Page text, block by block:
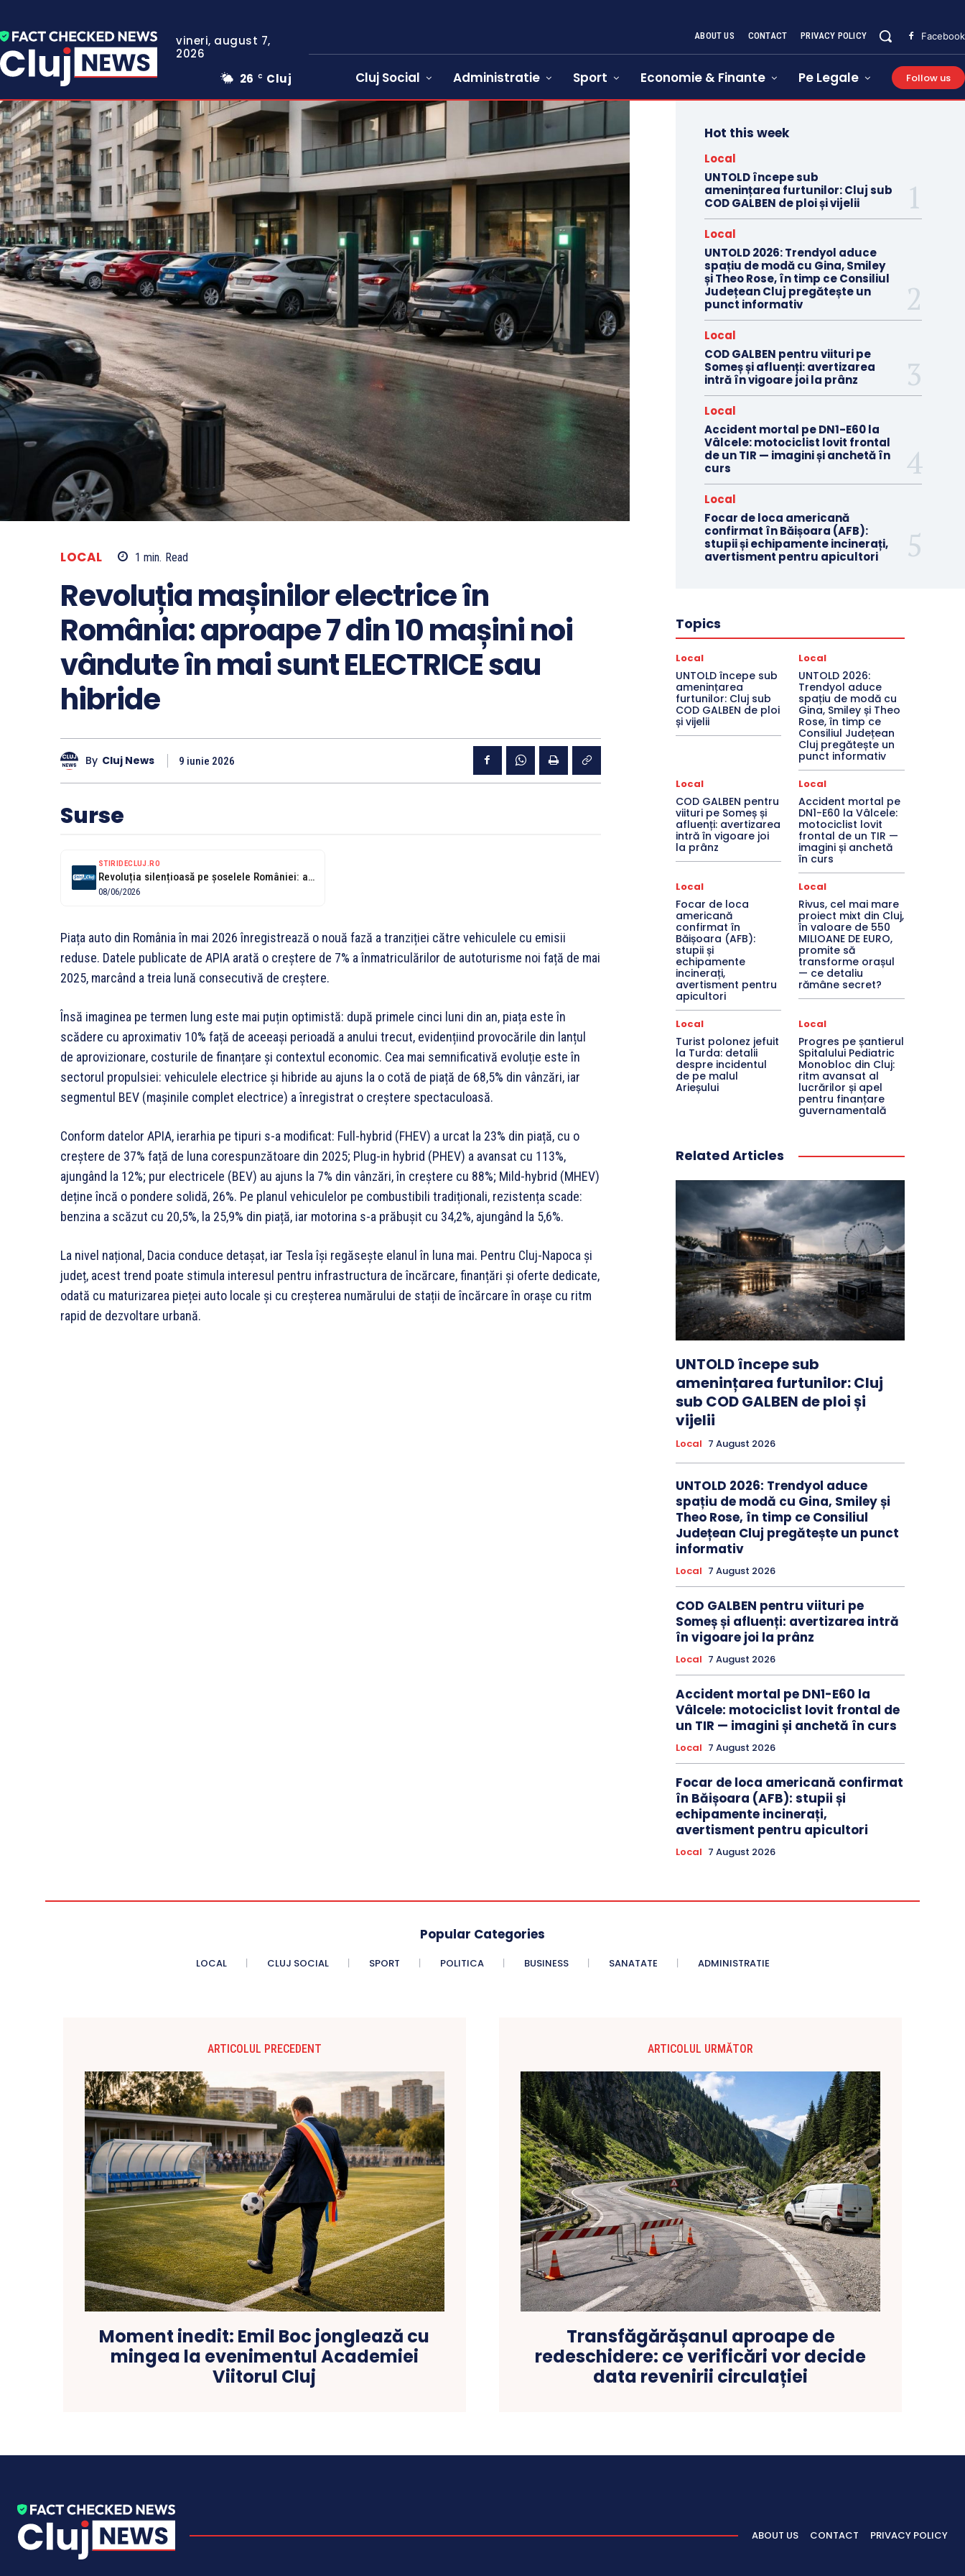
vineri, august 7,
2026
26
C Cluj
ABOUT US CONTACT PRIVACY POLICY Facebook
Cluj Social Administratie Sport Economie & Finante Pe Legale Follow us
LOCAL 1 min. Read
Revoluția mașinilor electrice în
România: aproape 7 din 10 mașini noi
vândute în mai sunt ELECTRICE sau
hibride
By Cluj News 9 iunie 2026
Surse
STIRIDECLUJ.RO
Revoluția silențioasă pe șoselele României: aproape 7 din 10 mașini noi vândute...
08/06/2026
Piața auto din România în mai 2026 înregistrează o nouă fază a tranziției către vehiculele cu emisii
reduse. Datele publicate de APIA arată o creștere de 7% a înmatriculărilor de autoturisme noi față de mai
2025, marcând a treia lună consecutivă de creștere.
Însă imaginea pe termen lung este mai puțin optimistă: după primele cinci luni din an, piața este în
scădere cu aproximativ 10% față de aceeași perioadă a anului trecut, evidențiind provocările din lanțul
de aprovizionare, costurile de finanțare și contextul economic. Cea mai semnificativă evoluție este în
sectorul propulsiei: vehiculele electrice și hibride au ajuns la o cotă de piață de 68,5% din vânzări, iar
segmentul BEV (mașinile complet electrice) a înregistrat o creștere spectaculoasă.
Conform datelor APIA, ierarhia pe tipuri s-a modificat: Full-hybrid (FHEV) a urcat la 23% din piață, cu o
creștere de 37% față de luna corespunzătoare din 2025; Plug-in hybrid (PHEV) a avansat cu 113%,
ajungând la 12%; pur electricele (BEV) au ajuns la 7% din vânzări, în creștere cu 88%; Mild-hybrid (MHEV)
deține încă o pondere solidă, 26%. Pe planul vehiculelor pe combustibili tradiționali, rezistența scade:
benzina a scăzut cu 20,5%, la 25,9% din piață, iar motorina s-a prăbușit cu 34,2%, ajungând la 5,6%.
La nivel național, Dacia conduce detașat, iar Tesla își regăsește elanul în luna mai. Pentru Cluj-Napoca și
județ, acest trend poate stimula interesul pentru infrastructura de încărcare, finanțări și oferte dedicate,
odată cu maturizarea pieței auto locale și cu creșterea numărului de stații de încărcare în orașe cu ritm
rapid de dezvoltare urbană.
Hot this week
Local
UNTOLD începe sub
amenințarea furtunilor: Cluj sub
COD GALBEN de ploi și vijelii
Local
UNTOLD 2026: Trendyol aduce
spațiu de modă cu Gina, Smiley
și Theo Rose, în timp ce Consiliul
Județean Cluj pregătește un
punct informativ
Local
COD GALBEN pentru viituri pe
Someș și afluenți: avertizarea
intră în vigoare joi la prânz
Local
Accident mortal pe DN1-E60 la
Vâlcele: motociclist lovit frontal
de un TIR — imagini și anchetă în
curs
Local
Focar de loca americană
confirmat în Băișoara (AFB):
stupii și echipamente incinerați,
avertisment pentru apicultori
Topics
Local
UNTOLD începe sub
amenințarea
furtunilor: Cluj sub
COD GALBEN de ploi
și vijelii
Local
UNTOLD 2026:
Trendyol aduce
spațiu de modă cu
Gina, Smiley și Theo
Rose, în timp ce
Consiliul Județean
Cluj pregătește un
punct informativ
Local
COD GALBEN pentru
viituri pe Someș și
afluenți: avertizarea
intră în vigoare joi
la prânz
Local
Accident mortal pe
DN1-E60 la Vâlcele:
motociclist lovit
frontal de un TIR —
imagini și anchetă
în curs
Local
Focar de loca
americană
confirmat în
Băișoara (AFB):
stupii și
echipamente
incinerați,
avertisment pentru
apicultori
Local
Rivus, cel mai mare
proiect mixt din Cluj,
în valoare de 550
MILIOANE DE EURO,
promite să
transforme orașul
— ce detaliu
rămâne secret?
Local
Turist polonez jefuit
la Turda: detalii
despre incidentul
de pe malul
Arieșului
Local
Progres pe șantierul
Spitalului Pediatric
Monobloc din Cluj:
ritm avansat al
lucrărilor și apel
pentru finanțare
guvernamentală
Related Articles
UNTOLD începe sub
amenințarea furtunilor: Cluj
sub COD GALBEN de ploi și
vijelii
Local 7 August 2026
UNTOLD 2026: Trendyol aduce
spațiu de modă cu Gina, Smiley și
Theo Rose, în timp ce Consiliul
Județean Cluj pregătește un punct
informativ
Local 7 August 2026
COD GALBEN pentru viituri pe
Someș și afluenți: avertizarea intră
în vigoare joi la prânz
Local 7 August 2026
Accident mortal pe DN1-E60 la
Vâlcele: motociclist lovit frontal de
un TIR — imagini și anchetă în curs
Local 7 August 2026
Focar de loca americană confirmat
în Băișoara (AFB): stupii și
echipamente incinerați,
avertisment pentru apicultori
Local 7 August 2026
Popular Categories
LOCAL CLUJ SOCIAL SPORT POLITICA BUSINESS SANATATE ADMINISTRATIE
ARTICOLUL PRECEDENT
Moment inedit: Emil Boc jonglează cu
mingea la evenimentul Academiei
Viitorul Cluj
ARTICOLUL URMĂTOR
Transfăgărășanul aproape de
redeschidere: ce verificări vor decide
data revenirii circulației
ABOUT US CONTACT PRIVACY POLICY